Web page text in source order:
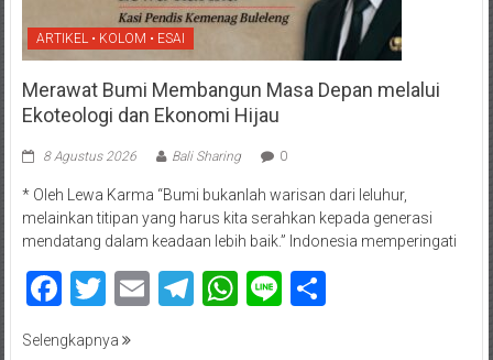
ARTIKEL • KOLOM • ESAI
Merawat Bumi Membangun Masa Depan melalui
Ekoteologi dan Ekonomi Hijau
8 Agustus 2026 Bali Sharing 0
* Oleh Lewa Karma “Bumi bukanlah warisan dari leluhur,
melainkan titipan yang harus kita serahkan kepada generasi
mendatang dalam keadaan lebih baik.” Indonesia memperingati
Facebook
Twitter
EmailTelegram
WhatsApp
LineShare
Selengkapnya